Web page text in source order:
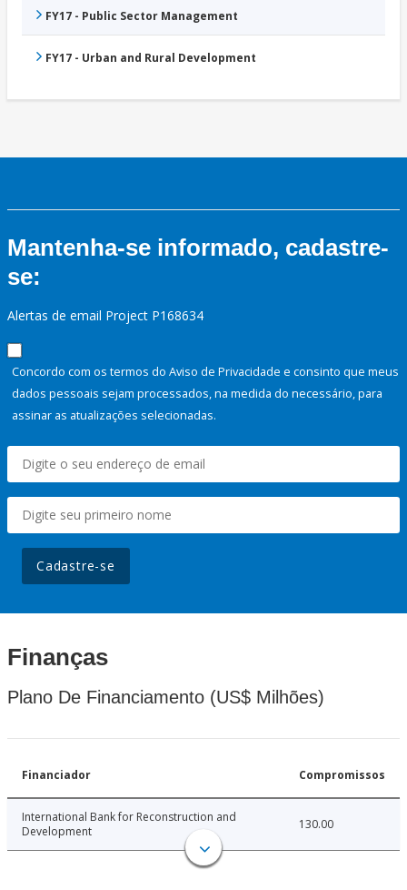
FY17 - Public Sector Management
FY17 - Urban and Rural Development
Mantenha-se informado, cadastre-
se:
Alertas de email Project P168634
Concordo com os termos do Aviso de Privacidade e consinto que meus
dados pessoais sejam processados, na medida do necessário, para
assinar as atualizações selecionadas.
Cadastre-se
Finanças
Plano De Financiamento (US$ Milhões)
Financiador Compromissos
International Bank for Reconstruction and
Development
130.00